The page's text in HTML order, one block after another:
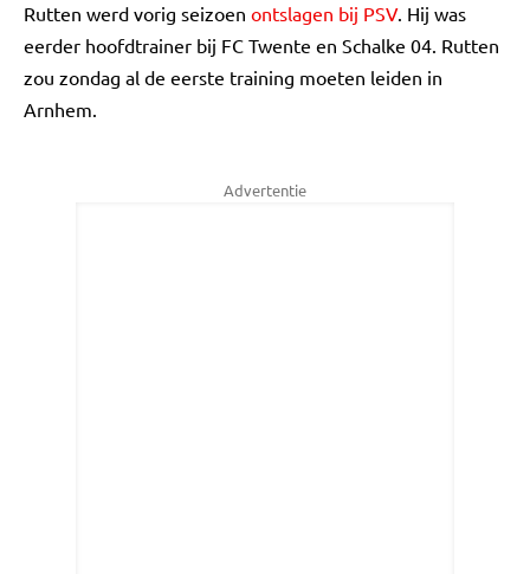
Rutten werd vorig seizoen ontslagen bij PSV. Hij was
eerder hoofdtrainer bij FC Twente en Schalke 04. Rutten
zou zondag al de eerste training moeten leiden in
Arnhem.
Advertentie